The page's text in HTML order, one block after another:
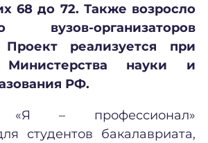
68 до 72. Также возросло
организаторов
реализуется при
Министерства науки и
РФ.
«Я – профессионал»
студентов бакалавриата,